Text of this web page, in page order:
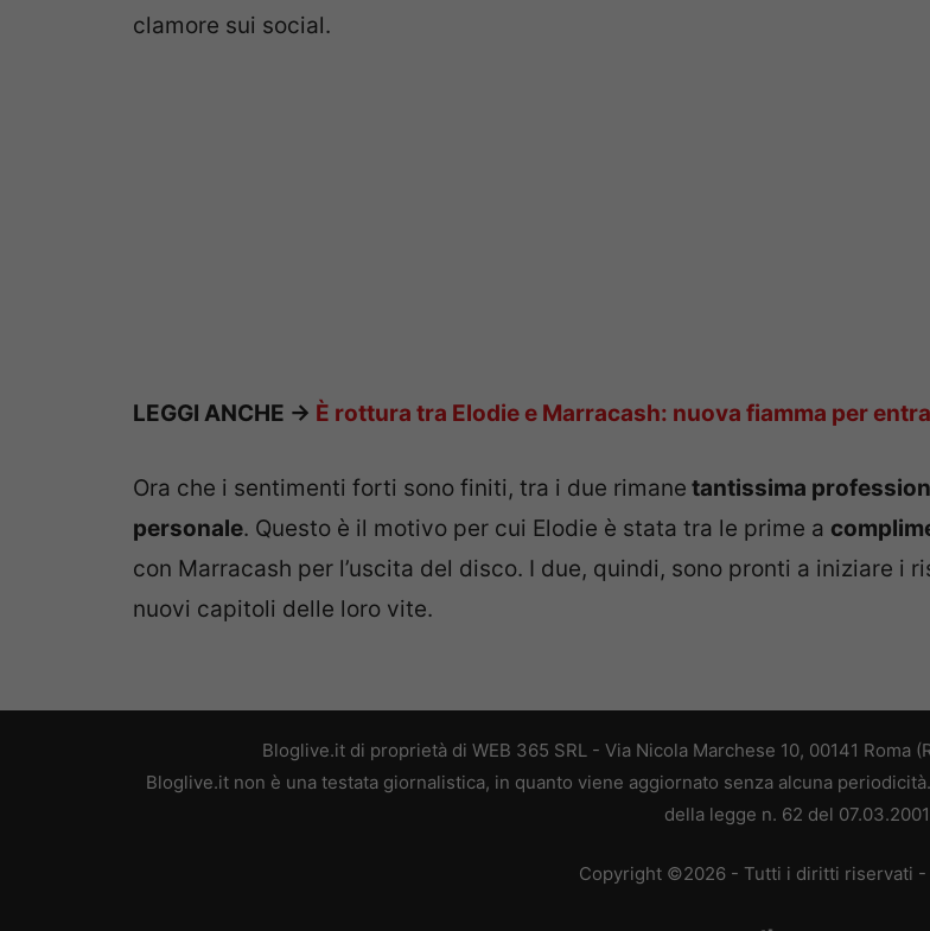
clamore sui social.
LEGGI ANCHE -> È rottura tra Elodie e Marracash: nuova fiamma per
Ora che i sentimenti forti sono finiti, tra i due rimane tantissima
personale. Questo è il motivo per cui Elodie è stata tra le prime a
con Marracash per l’uscita del disco. I due, quindi, sono pronti a iniziare i
nuovi capitoli delle loro vite.
Bloglive.it di proprietà di WEB 365 SRL - Via Nicola Marchese 10, 00141 Roma
Bloglive.it non è una testata giornalistica, in quanto viene aggiornato senza alcuna
della legge n. 62 del 07.03.2001
Copyright ©2026 - Tutti i diritti riservati -